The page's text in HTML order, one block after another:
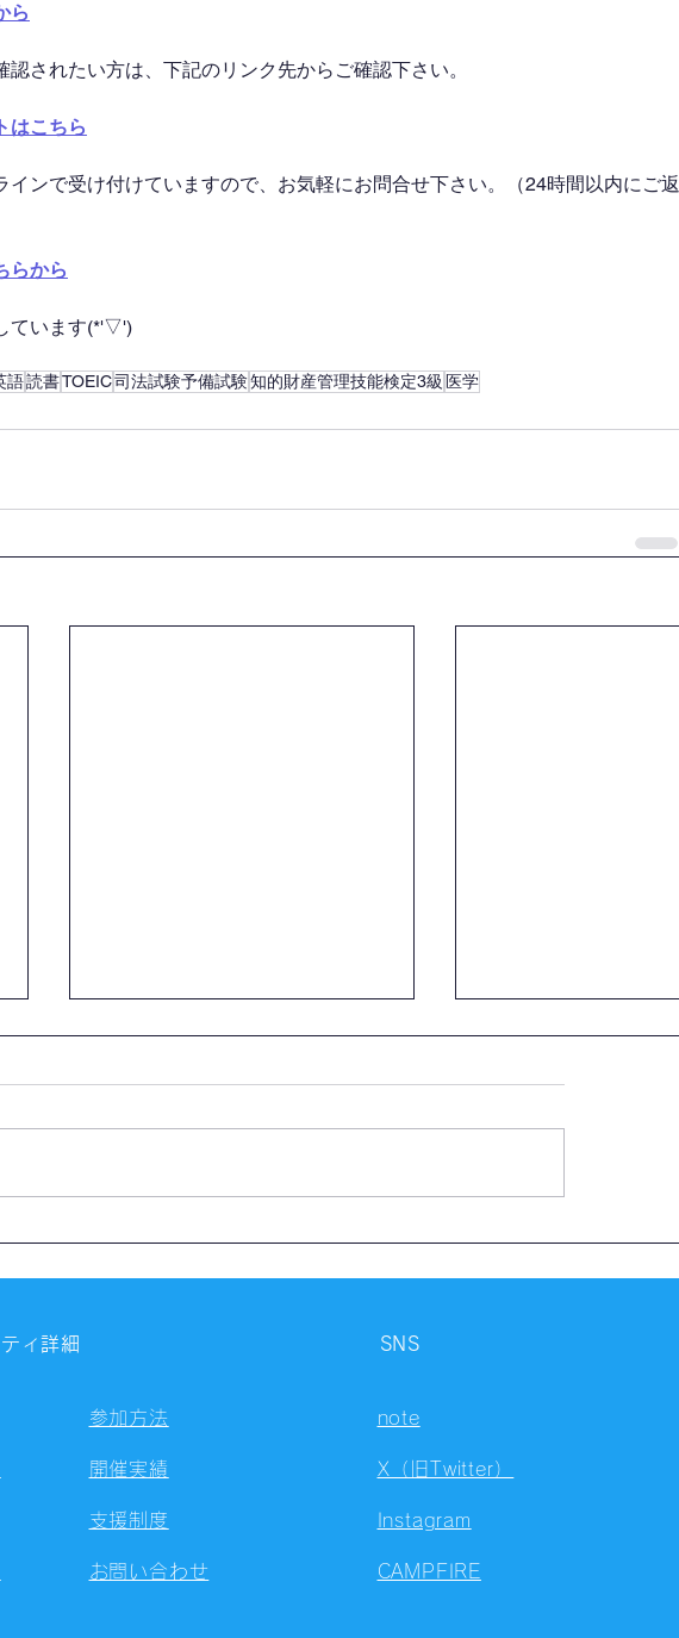
ら
認されたい方は、下記のリンク先からご確認下さい。
はこちら
インで受け付けていますので、お気軽にお問合せ下さい。（24時間以内にご返
らから
ています(*'▽')
語読書TOEIC司法試験予備試験知的財産管理技能検定3級 医学
ィ詳細
参加方法
開催実績
支援制度
お問い合わせ
SNS
note
X（旧Twitter）
Instagram
CAMPFIRE